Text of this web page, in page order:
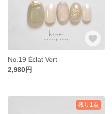
No.19 Éclat Vert
2,980円
残り1点